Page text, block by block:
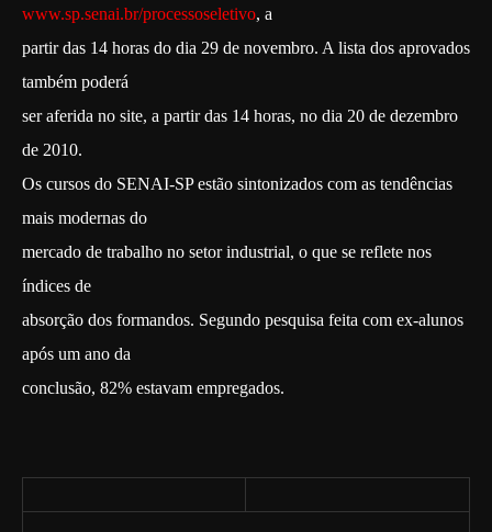
www.sp.senai.br/processoseletivo, a
partir das 14 horas do dia 29 de novembro. A lista dos aprovados
também poderá
ser aferida no site, a partir das 14 horas, no dia 20 de dezembro
de 2010.
Os cursos do SENAI-SP estão sintonizados com as tendências
mais modernas do
mercado de trabalho no setor industrial, o que se reflete nos
índices de
absorção dos formandos. Segundo pesquisa feita com ex-alunos
após um ano da
conclusão, 82% estavam empregados.